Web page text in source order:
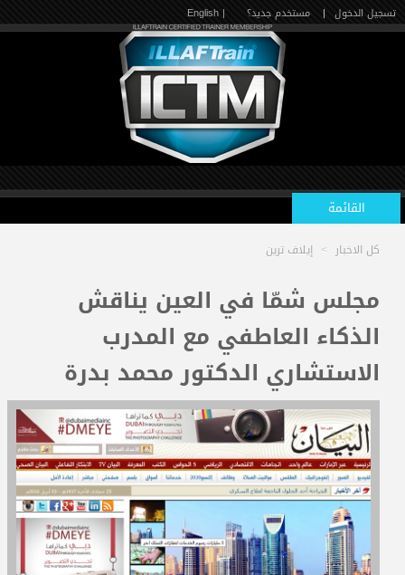
تسجيل الدخول | مستخدم جديد؟ | English
القائمة
الرئيسية
الدورات القادمة
المدربون
المعتمدون
كل الاخبار > إيلاف ترين
مجلس شمّا في العين يناقش
الذكاء العاطفي مع المدرب
الاستشاري الدكتور محمد بدرة